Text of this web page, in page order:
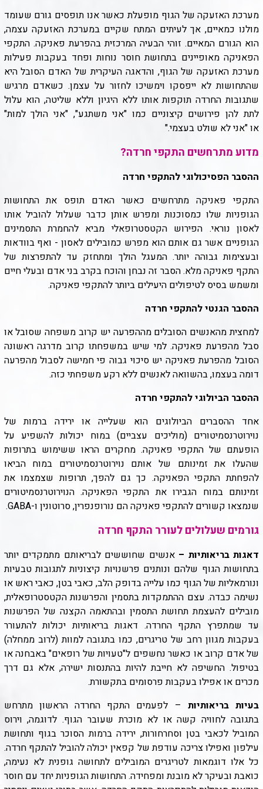
מערכת האזעקה של הגוף מופעלת כאשר אנו תופסים גורם שעומד
מולנו כמאיים, אך לעיתים המתח שקיים במערכת האזעקה עצמה,
הוא הגורם המאיים. זוהי הבעיה המרכזית בהפרעת פאניקה. התקפי
הפאניקה מאופיינים בתחושת חוסר נוחות ופחד בעקבות פעילות
מערכת האזעקה של הגוף, והדאגה העיקרית של האדם הסובל היא
שהתחושות לא ייפסקו וימשיכו לחזור על עצמן. כשאדם מרגיש
שתגובות החרדה תוקפות אותו ללא היגיון וללא שליטה, הוא עלול
לתת להן פירושים קיצוניים כמו "אני משתגע", "אני הולך למות"
או "אני לא שולט בעצמי".
מדוע מתרחשים התקפי חרדה?
ההסבר הפסיכולוגי להתקפי חרדה
התקפי פאניקה מתרחשים כאשר האדם תופס את התחושות
הגופניות שלו כמסוכנות ומפרש אותן כדבר שעלול להוביל אותו
לאסון נוראי. הפירוש הקטסטרופאלי מביא להחמרת התסמינים
הגופניים אשר גם אותם הוא מפרש כמובילים לאסון - ואף בוודאות
ובעצימות גבוהה יותר. המעגל הולך ומתחזק עד להתפרצות של
התקף פאניקה מלא. הסבר זה נבחן והוכח בקרב בני אדם ובעלי חיים
ומשמש בסיס לטיפולים היעילים ביותר להתקפי פאניקה.
ההסבר הגנטי להתקפי חרדה
למחצית מהאנשים הסובלים מההפרעה יש קרוב משפחה שסובל או
סבל מהפרעת פאניקה. למי שיש במשפחתו קרוב מדרגה ראשונה
הסובל מהפרעת פאניקה יש סיכוי גבוה פי חמישה לסבול מהפרעה
דומה בעצמו, בהשוואה לאנשים ללא רקע משפחתי כזה.
ההסבר הביולוגי להתקפי חרדה
אחד ההסברים הביולוגים הוא שעלייה או ירידה ברמות של
נוירוטרנסמיטורים (מוליכים עצביים) במוח יכולות להשפיע על
הופעתם של התקפי פאניקה. מחקרים הראו ששימוש בתרופות
שהעלו את זמינותם של אותם נוירוטרנסמיטורים במוח הביאו
להפחתת התקפי הפאניקה. כך גם להפך, תרופות שצמצמו את
זמינותם במוח הגבירו את התקפי הפאניקה. הנוירוטרנסמיטורים
שנמצאו קשורים להתקפי פאניקה הם נורופנפרין, סרוטונין ו-GABA.
גורמים שעלולים לעורר התקף חרדה
דאגות בריאותיות –אנשים שחוששים לבריאותם מתמקדים יותר
בתחושות הגוף שלהם ונותנים פרשנויות קיצוניות לתגובות טבעיות
ונורמאליות של הגוף כמו עלייה בדופק הלב, כאבי בטן, כאבי ראש או
נשימה כבדה. עצם ההתמקדות בתסמין והפרשנות הקטסטרופאלית,
מובילים להעצמת תחושת התסמין ובהתאמה הקצנה של הפרשנות
עד שמתפרץ התקף החרדה. דאגות בריאותיות יכולות להתעורר
בעקבות מגוון רחב של טריגרים, כמו בתגובה למוות (לרוב ממחלה)
של אדם קרוב או כאשר נחשפים ל"טעויות של רופאים" באבחנה או
בטיפול. החשיפה לא חייבת להיות בהתנסות ישירה, אלא גם דרך
מכרים או אפילו בעקבות פרסומים בתקשורת.
בעיות בריאותיות – לפעמים התקף החרדה הראשון מתרחש
בתגובה לחוויה קשה או לא מוכרת שעובר הגוף. לדוגמה, וירוס
המוביל לכאבי בטן וסחרחורות, ירידה ברמות הסוכר בגוף ותחושת
עילפון ואפילו צריכה עודפת של קפאין יכולה להוביל להתקף חרדה.
כל אלו דוגמאות לטריגרים המובילים לתחושה גופנית לא נעימה,
כואבת ובעיקר לא מובנת ומפחידה. התחושות הגופניות יחד עם חוסר